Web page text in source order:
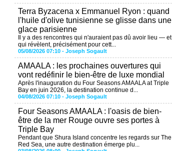
Terra Byzacena x Emmanuel Ryon : quand
l'huile d'olive tunisienne se glisse dans une
glace parisienne
Il y a des rencontres qui n'auraient pas dû avoir lieu — et
qui révèlent, précisément pour cett...
05/08/2026 07:10 - Joseph Sogault
AMAALA : les prochaines ouvertures qui
vont redéfinir le bien-être de luxe mondial
Après l'inauguration du Four Seasons AMAALA at Triple
Bay en juin 2026, la destination continue d...
04/08/2026 07:10 - Joseph Sogault
Four Seasons AMAALA : l'oasis de bien-
être de la mer Rouge ouvre ses portes à
Triple Bay
Pendant que Shura Island concentre les regards sur The
Red Sea, une autre destination émerge plu...